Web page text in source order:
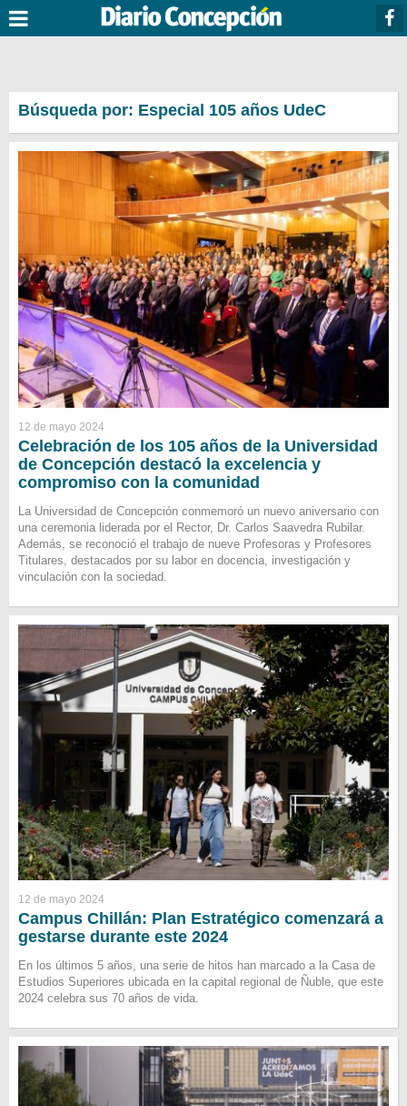
Búsqueda por: Especial 105 años UdeC
12 de mayo 2024
Celebración de los 105 años de la Universidad
de Concepción destacó la excelencia y
compromiso con la comunidad
La Universidad de Concepción conmemoró un nuevo aniversario con
una ceremonia liderada por el Rector, Dr. Carlos Saavedra Rubilar.
Además, se reconoció el trabajo de nueve Profesoras y Profesores
Titulares, destacados por su labor en docencia, investigación y
vinculación con la sociedad.
12 de mayo 2024
Campus Chillán: Plan Estratégico comenzará a
gestarse durante este 2024
En los últimos 5 años, una serie de hitos han marcado a la Casa de
Estudios Superiores ubicada en la capital regional de Ñuble, que este
2024 celebra sus 70 años de vida.